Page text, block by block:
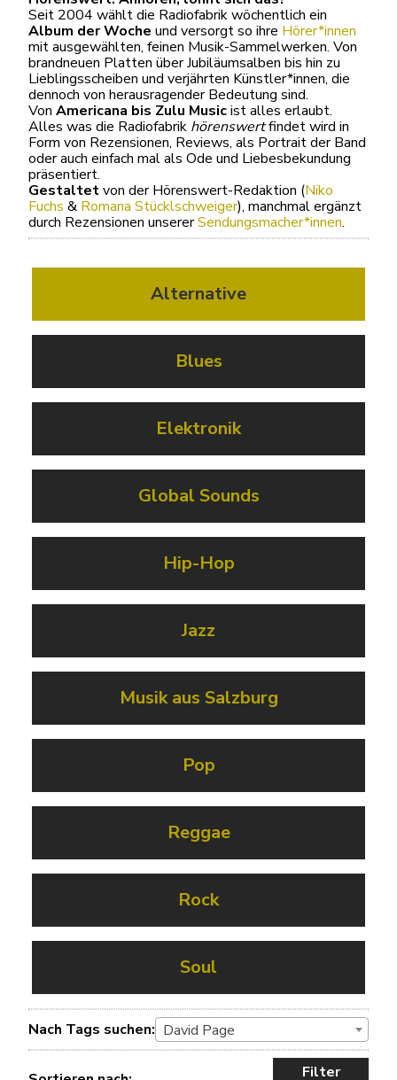
Seit 2004 wählt die Radiofabrik wöchentlich ein
Album der Woche und versorgt so ihre Hörer*innen
mit ausgewählten, feinen Musik-Sammelwerken. Von
brandneuen Platten über Jubiläumsalben bis hin zu
Lieblingsscheiben und verjährten Künstler*innen, die
dennoch von herausragender Bedeutung sind.
Von Americana bis Zulu Musicist alles erlaubt.
Alles was die Radiofabrik hörenswertfindet wird in
Form von Rezensionen, Reviews, als Portrait der Band
oder auch einfach mal als Ode und Liebesbekundung
präsentiert.
Gestaltetvon der Hörenswert-Redaktion (Niko
Fuchs & Romana Stücklschweiger), manchmal ergänzt
durch Rezensionen unsererSendungsmacher*innen.
Alternative
Blues
Elektronik
Global Sounds
Hip-Hop
Jazz
Musik aus Salzburg
Pop
Reggae
Rock
Soul
Nach Tags suchen: David Page
Filter